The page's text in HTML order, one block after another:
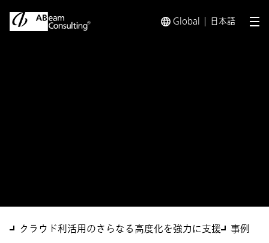
Global 日本語 メ
クラウド利活用のさらなる高度化を強力に支援 事例